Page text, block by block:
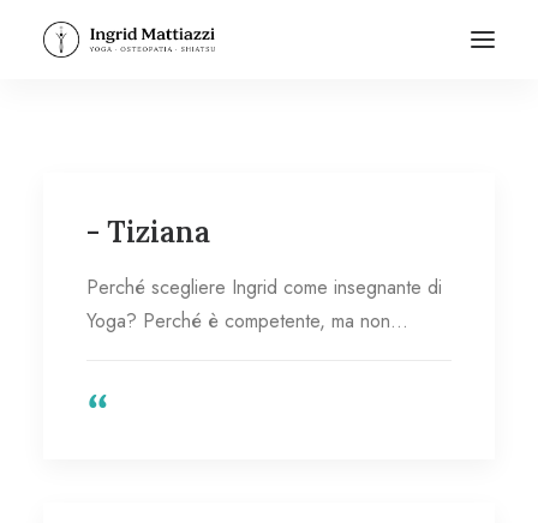
- Tiziana
Perché scegliere Ingrid come insegnante di
Yoga? Perché è competente, ma non…